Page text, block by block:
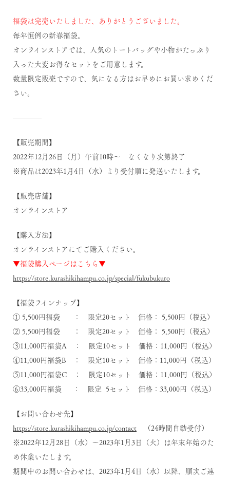
福袋は完売いたしました、ありがとうございました。
毎年恒例の新春福袋。
オンラインストアでは、人気のトートバッグや小物がたっぷり
入った大変お得なセットをご用意します。
数量限定販売ですので、気になる方はお早めにお買い求めくだ
さい。
————
【販売期間】
2022年12月26日（月）午前10時～ なくなり次第終了
※商品は2023年1月4日（水）より受付順に発送いたします。
【販売店舗】
オンラインストア
【購入方法】
オンラインストアにてご購入ください。
▼福袋購入ページはこちら▼
https://store.kurashikihampu.co.jp/special/fukubukuro
【福袋ラインナップ】
① 5,500円福袋 ： 限定20セット 価格： 5,500円（税込）
② 5,500円福袋 ： 限定20セット 価格： 5,500円（税込）
③11,000円福袋A ： 限定10セット 価格：11,000円（税込）
④11,000円福袋B ： 限定10セット 価格：11,000円（税込）
⑤11,000円福袋C ： 限定10セット 価格：11,000円（税込）
⑥33,000円福袋 ： 限定 5セット 価格：33,000円（税込）
【お問い合わせ先】
https://store.kurashikihampu.co.jp/contact （24時間自動受付）
※2022年12月28日（水）～2023年1月3日（火）は年末年始のた
め休業いたします。
期間中のお問い合わせは、2023年1月4日（水）以降、順次ご連